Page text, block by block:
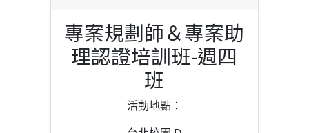
專案規劃師＆專案助
理認證培訓班-週四
班
活動地點：